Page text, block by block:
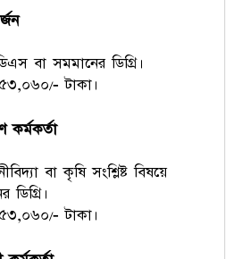
বা সমমানের ডিগ্রি।
টাকা।
কর্মকর্তা
বা কৃষি সংশ্লিষ্ট বিষয়ে
ডিগ্রি।
টাকা।